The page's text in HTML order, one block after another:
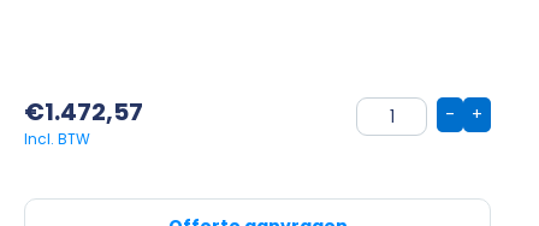
€1.472,57 +
-